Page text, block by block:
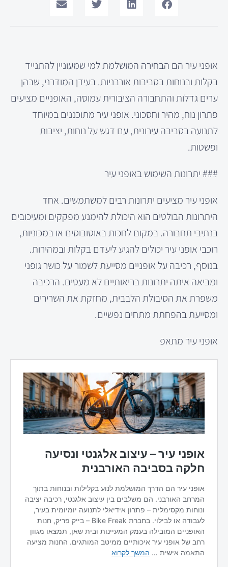
אופני עיר הם הבחירה המושלמת למי שמעוניין להתנייד
בקלות ובנוחות בסביבות אורבניות. בעידן המודרני, שבהן
ערים גדלות והתחבורה הציבורית עמוסה, האופניים מציעים
פתרון נוח, מהיר וחסכוני. אופני עיר מתוכננים במיוחד
לתנועה בסביבה עירונית, עם דגש על נוחות, יציבות
ופשטות.
### יתרונות השימוש באופני עיר
אופני עיר מציעים יתרונות רבים למשתמשים. אחד
היתרונות הבולטים הוא היכולת להימנע מפקקים ומעיכובים
בנתיבי תחבורה. במקום לחכות באוטובוסים או במכוניות,
רוכבי אופני עיר יכולים להגיע ליעדם בקלות ובמהירות.
בנוסף, רכיבה על אופניים מסייעת לשמור על כושר גופני
ומביאה איתה יתרונות בריאותיים לא מעטים. הרכיבה
משפרת את הסיבולת הלבבית, מחזקת את השרירים
ומסייעת בהפחתת מתחים נפשיים.
אופני עיר מתאפ